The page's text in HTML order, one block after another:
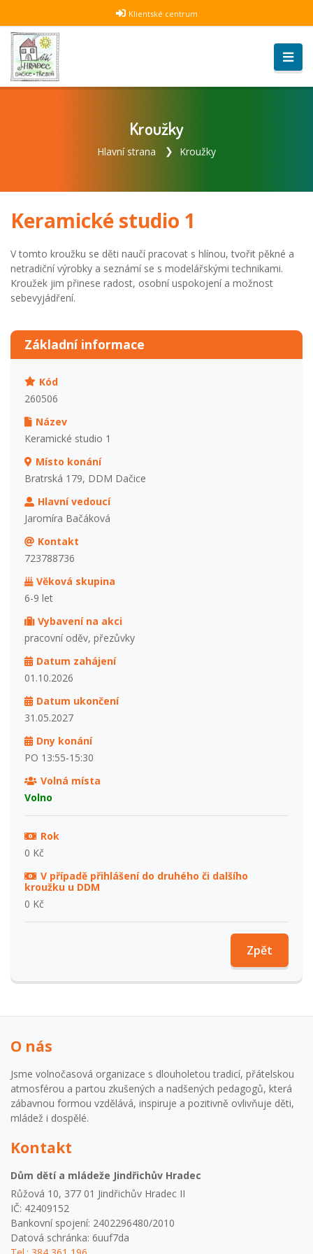
Klientské centrum
Kroužky
Hlavní strana Kroužky
Keramické studio 1
V tomto kroužku se děti naučí pracovat s hlínou, tvořit pěkné a
netradiční výrobky a seznámí se s modelářskými technikami.
Kroužek jim přinese radost, osobní uspokojení a možnost
sebevyjádření.
Základní informace
Kód
260506
Název
Keramické studio 1
Místo konání
Bratrská 179, DDM Dačice
Hlavní vedoucí
Jaromíra Bačáková
Kontakt
723788736
Věková skupina
6-9 let
Vybavení na akci
pracovní oděv, přezůvky
Datum zahájení
01.10.2026
Datum ukončení
31.05.2027
Dny konání
PO 13:55-15:30
Volná místa
Volno
Rok
0 Kč
V případě přihlášení do druhého či dalšího
kroužku u DDM
0 Kč
Zpět
O nás
Jsme volnočasová organizace s dlouholetou tradicí, přátelskou
atmosférou a partou zkušených a nadšených pedagogů, která
zábavnou formou vzdělává, inspiruje a pozitivně ovlivňuje děti,
mládež i dospělé.
Kontakt
Dům dětí a mládeže Jindřichův Hradec
Růžová 10, 377 01 Jindřichův Hradec II
IČ: 42409152
Bankovní spojení: 2402296480/2010
Datová schránka: 6uuf7da